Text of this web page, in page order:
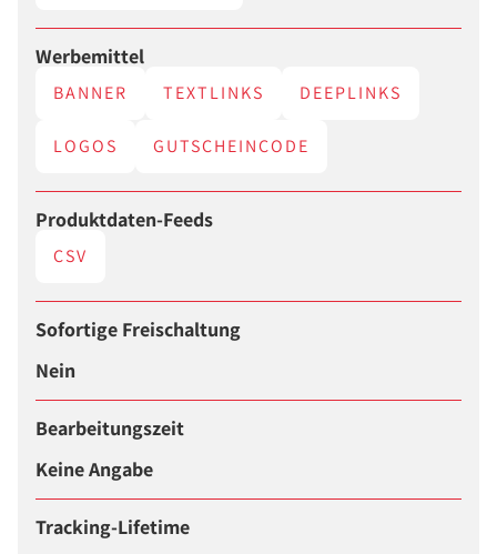
Werbemittel
BANNER TEXTLINKS DEEPLINKS
LOGOS GUTSCHEINCODE
Produktdaten-Feeds
CSV
Sofortige Freischaltung
Nein
Bearbeitungszeit
Keine Angabe
Tracking-Lifetime